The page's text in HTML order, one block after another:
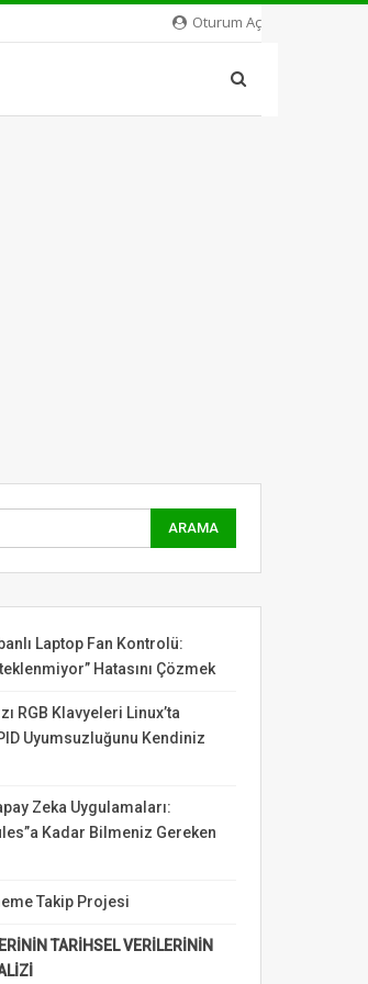
Oturum Aç
Laptop Fan Kontrolü:
Hatasını Çözmek
RGB Klavyeleri Linux’ta
Uyumsuzluğunu Kendiniz
Zeka Uygulamaları:
Kadar Bilmeniz Gereken
Takip Projesi
TARİHSEL VERİLERİNİN